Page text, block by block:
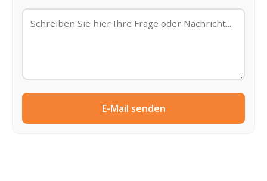
E-Mail senden